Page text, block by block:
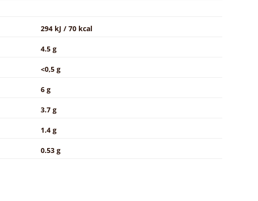
294 kJ / 70 kcal
4.5 g
<0,5 g
6 g
3.7 g
1.4 g
0.53 g